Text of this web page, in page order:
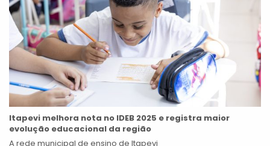
Itapevi melhora nota no IDEB 2025 e registra maior
evolução educacional da região
A rede municipal de ensino de Itapevi